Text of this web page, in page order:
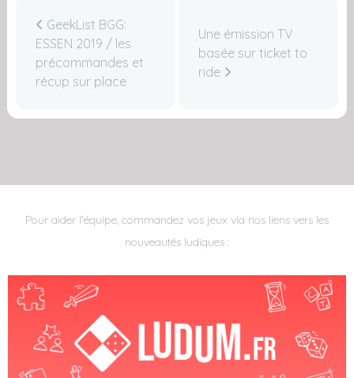
GeekList BGG:
ESSEN 2019 / les
précommandes et
récup sur place
Une émission TV
basée sur ticket to
ride
Pour aider l'équipe, commandez vos jeux via nos liens vers les
nouveautés ludiques :